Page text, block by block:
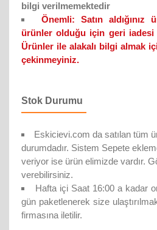
bilgi verilmemektedir
Önemli:
Satın aldığınız
ürünler olduğu için geri iadesi
Ürünler ile alakalı bilgi almak
çekinmeyiniz.
Stok Durumu
Eskicievi.com da satılan tüm
durumdadır. Sistem Sepete
veriyor ise ürün elimizde vardır.
verebilirsiniz.
Hafta içi Saat 16:00 a kadar
gün paketlenerek size
firmasına iletilir.